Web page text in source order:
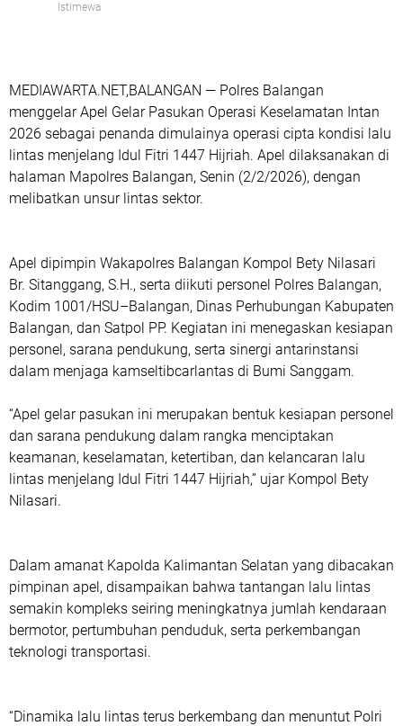
Istimewa
MEDIAWARTA.NET,BALANGAN — Polres Balangan
menggelar Apel Gelar Pasukan Operasi Keselamatan Intan
2026 sebagai penanda dimulainya operasi cipta kondisi lalu
lintas menjelang Idul Fitri 1447 Hijriah. Apel dilaksanakan di
halaman Mapolres Balangan, Senin (2/2/2026), dengan
melibatkan unsur lintas sektor.
Apel dipimpin Wakapolres Balangan Kompol Bety Nilasari
Br. Sitanggang, S.H., serta diikuti personel Polres Balangan,
Kodim 1001/HSU–Balangan, Dinas Perhubungan Kabupaten
Balangan, dan Satpol PP. Kegiatan ini menegaskan kesiapan
personel, sarana pendukung, serta sinergi antarinstansi
dalam menjaga kamseltibcarlantas di Bumi Sanggam.
“Apel gelar pasukan ini merupakan bentuk kesiapan personel
dan sarana pendukung dalam rangka menciptakan
keamanan, keselamatan, ketertiban, dan kelancaran lalu
lintas menjelang Idul Fitri 1447 Hijriah,” ujar Kompol Bety
Nilasari.
Dalam amanat Kapolda Kalimantan Selatan yang dibacakan
pimpinan apel, disampaikan bahwa tantangan lalu lintas
semakin kompleks seiring meningkatnya jumlah kendaraan
bermotor, pertumbuhan penduduk, serta perkembangan
teknologi transportasi.
“Dinamika lalu lintas terus berkembang dan menuntut Polri